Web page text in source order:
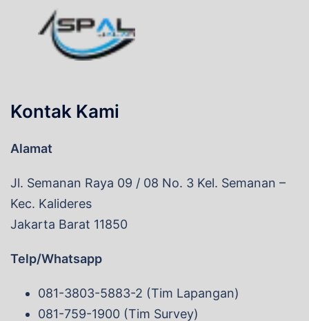
Kontak Kami
Alamat
Jl. Semanan Raya 09 / 08 No. 3 Kel. Semanan –
Kec. Kalideres
Jakarta Barat 11850
Telp/Whatsapp
081-3803-5883-2 (Tim Lapangan)
081-759-1900 (Tim Survey)